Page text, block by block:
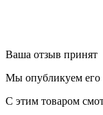
Ваша отзыв принят
Мы опубликуем его
С этим товаром